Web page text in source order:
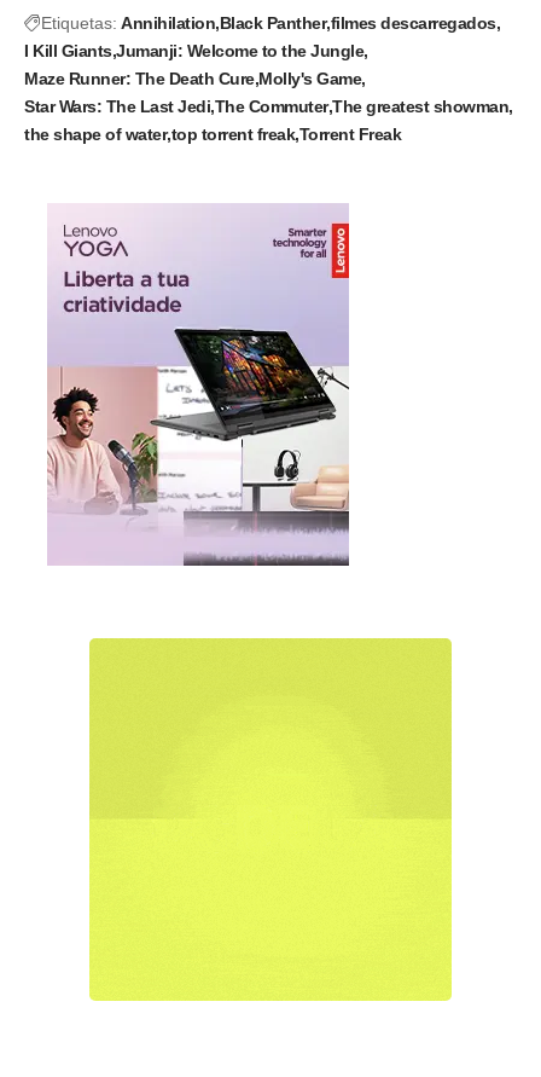
Etiquetas: Annihilation Black Panther filmes descarregados
I Kill Giants Jumanji: Welcome to the Jungle
Maze Runner: The Death Cure Molly's Game
Star Wars: The Last Jedi The Commuter The greatest showman
the shape of water top torrent freak Torrent Freak